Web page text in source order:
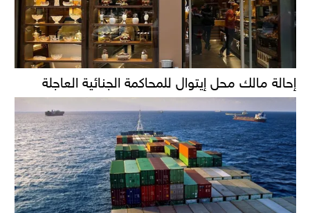
إحالة مالك محل إيتوال للمحاكمة الجنائية العاجلة